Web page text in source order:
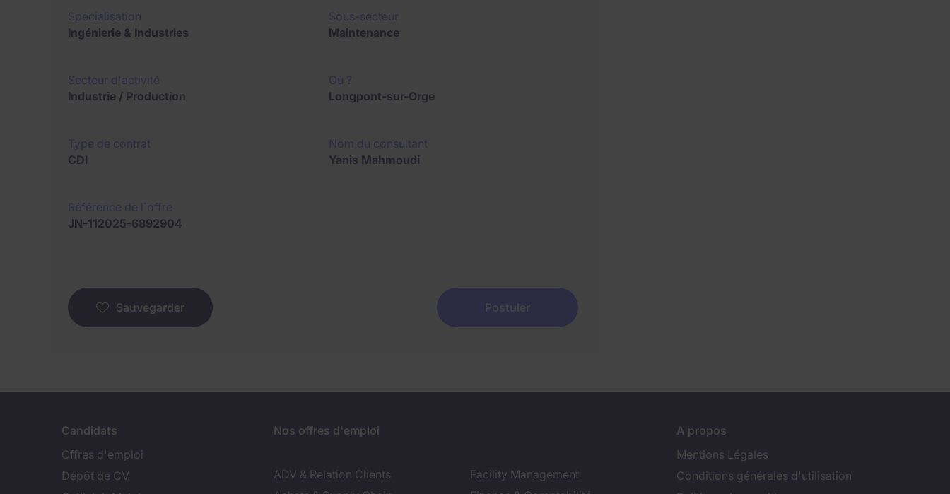
Ingénierie & Industries
Maintenance
Industrie / Production
Longpont-sur-Orge
CDI
Yanis Mahmoudi
JN-112025-6892904
Sauvegarder Postuler
Candidats
Offres d'emploi
Dépôt de CV
Nos offres d'emploi
ADV & Relation Clients
Facility Management
A propos
Mentions Légales
Conditions générales d'utilisation